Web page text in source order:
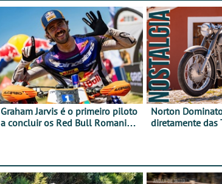
Graham Jarvis é o primeiro piloto
a concluir os Red Bull Romaniacs
Norton
diretamente das